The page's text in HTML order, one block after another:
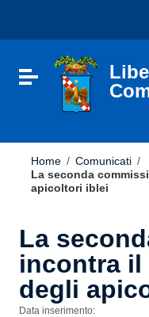
sito
include
Vai al footer
Attiva / disattiva la
Home / Comunicati /
La seconda
apicoltori iblei
La
incontra il
degli
Data inserimento: